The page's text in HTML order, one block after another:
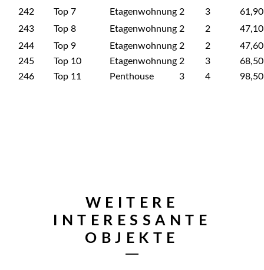
242
Top 7 Etagenwohnung 2 3
61,90
243
Top 8 Etagenwohnung 2 2
47,10
244
Top 9 Etagenwohnung 2 2
47,60
245
Top 10 Etagenwohnung 2 3
68,50
246
Top 11 Penthouse 3 4 98,50
WEITERE
INTERESSANTE
OBJEKTE